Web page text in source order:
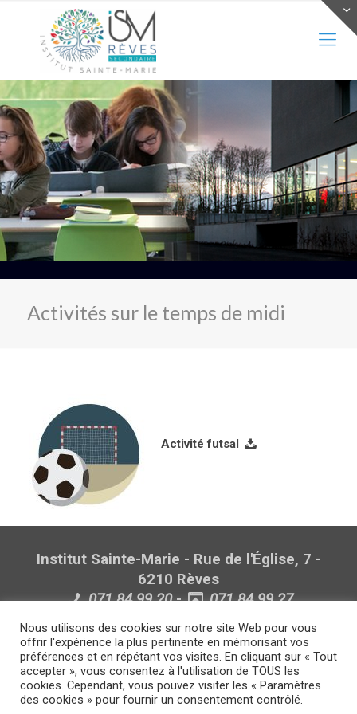
Activités sur le temps de midi
Activité futsal
Institut Sainte-Marie - Rue de l'Église, 7 -
6210 Rèves
071.84.99.20-
071.84.99.27
Politique de confidentialité
Politique lanceurs d'alerte
Nous utilisons des cookies sur notre site Web pour vous
offrir l'expérience la plus pertinente en mémorisant vos
préférences et en répétant vos visites. En cliquant sur « Tout
accepter », vous consentez à l'utilisation de TOUS les
cookies. Cependant, vous pouvez visiter les « Paramètres
des cookies » pour fournir un consentement contrôlé.